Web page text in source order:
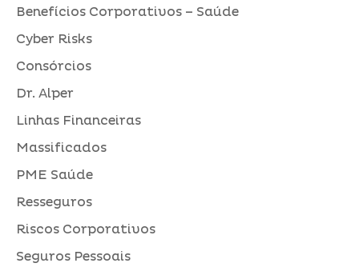
Benefícios Corporativos – Saúde
Cyber Risks
Consórcios
Dr. Alper
Linhas Financeiras
Massificados
PME Saúde
Resseguros
Riscos Corporativos
Seguros Pessoais